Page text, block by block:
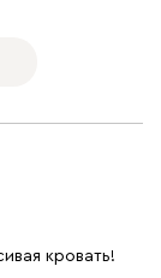
кровать!